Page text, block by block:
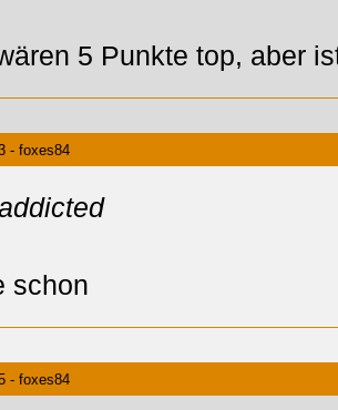
5 Punkte top, aber
- foxes84
schon
- foxes84